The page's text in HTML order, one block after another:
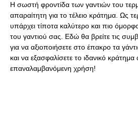
Η σωστή φροντίδα των γαντιών του
απαραίτητη για το τέλειο κράτημα. Ως
υπάρχει τίποτα καλύτερο και πιο
του γαντιού σας. Εδώ θα βρείτε τις
για να αξιοποιήσετε στο έπακρο τα
και να εξασφαλίσετε το ιδανικό
επαναλαμβανόμενη χρήση!